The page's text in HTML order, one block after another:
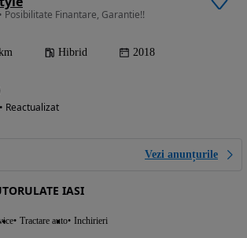
Posibilitate Finantare, Garantie!!
Hibrid 2018
Reactualizat
Vezi anunțurile
IASI
Tractare auto Inchirieri